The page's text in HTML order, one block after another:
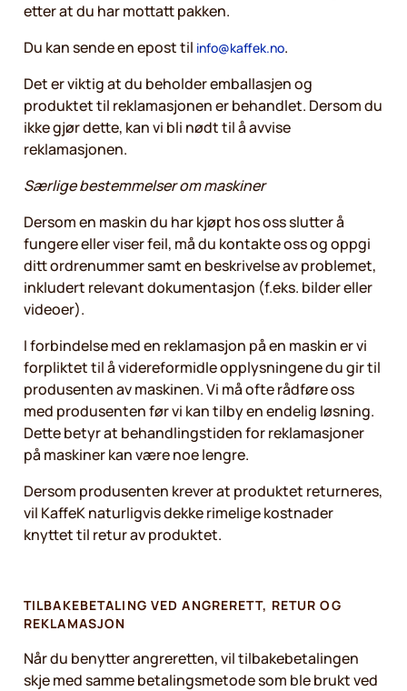
etter at du har mottatt pakken.
Du kan sende en epost til info@kaffek.no.
Det er viktig at du beholder emballasjen og
produktet til reklamasjonen er behandlet. Dersom du
ikke gjør dette, kan vi bli nødt til å avvise
reklamasjonen.
Særlige bestemmelser om maskiner
Dersom en maskin du har kjøpt hos oss slutter å
fungere eller viser feil, må du kontakte oss og oppgi
ditt ordrenummer samt en beskrivelse av problemet,
inkludert relevant dokumentasjon (f.eks. bilder eller
videoer).
I forbindelse med en reklamasjon på en maskin er vi
forpliktet til å videreformidle opplysningene du gir til
produsenten av maskinen. Vi må ofte rådføre oss
med produsenten før vi kan tilby en endelig løsning.
Dette betyr at behandlingstiden for reklamasjoner
på maskiner kan være noe lengre.
Dersom produsenten krever at produktet returneres,
vil KaffeK naturligvis dekke rimelige kostnader
knyttet til retur av produktet.
TILBAKEBETALING VED ANGRERETT, RETUR OG
REKLAMASJON
Når du benytter angreretten, vil tilbakebetalingen
skje med samme betalingsmetode som ble brukt ved